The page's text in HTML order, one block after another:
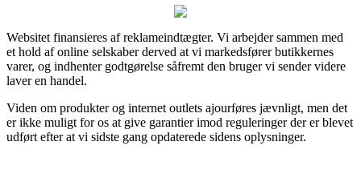
Websitet finansieres af reklameindtægter. Vi arbejder sammen med
et hold af online selskaber derved at vi markedsfører butikkernes
varer, og indhenter godtgørelse såfremt den bruger vi sender videre
laver en handel.
Viden om produkter og internet outlets ajourføres jævnligt, men det
er ikke muligt for os at give garantier imod reguleringer der er blevet
udført efter at vi sidste gang opdaterede sidens oplysninger.